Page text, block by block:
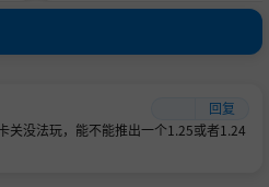
回复
关没法玩，能不能推出一个1.25或者1.24